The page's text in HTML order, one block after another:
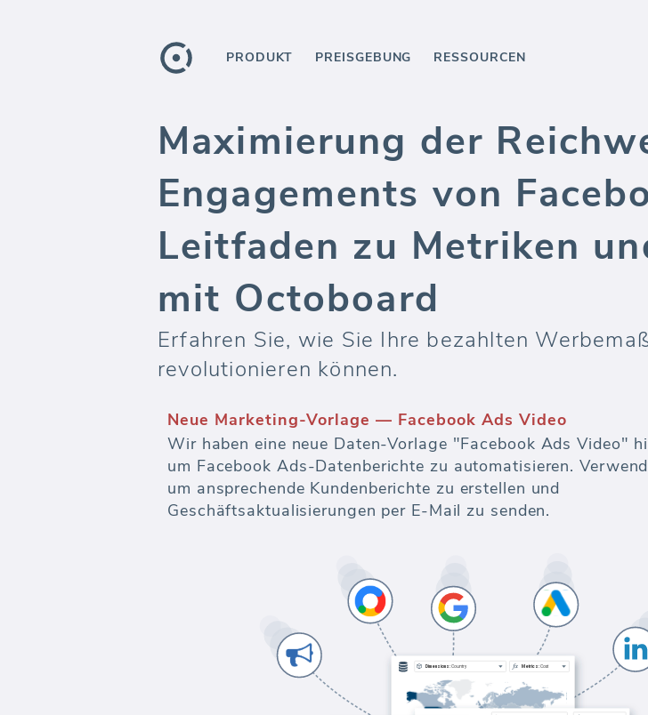
PRODUKT PREISGEBUNG RESSOURCEN
Maximierung der
Engagements von
Leitfaden zu Metriken
mit Octoboard
Erfahren Sie, wie Sie Ihre bezahlten
revolutionieren können.
Ihr Marketing Data Hub
Befähigen Sie alle Ihre Marketing-Analysen, Berichte und
Warehouse-Systeme - von der Datensammlung und -
zur Datenvisualisierung und -exporten.